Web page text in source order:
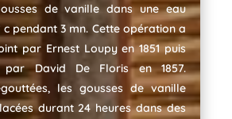
de vanille dans une eau
c pendant 3 mn. Cette opération a
par Ernest Loupy en 1851 puis
par David De Floris en 1857.
les gousses de vanille
durant 24 heures dans des